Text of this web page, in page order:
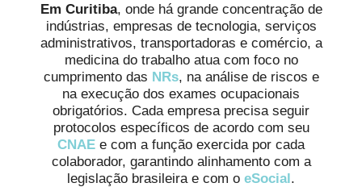
Em Curitiba, onde há grande concentração de
indústrias, empresas de tecnologia, serviços
administrativos, transportadoras e comércio, a
medicina do trabalho atua com foco no
cumprimento das NRs, na análise de riscos e
na execução dos exames ocupacionais
obrigatórios. Cada empresa precisa seguir
protocolos específicos de acordo com seu
CNAE e com a função exercida por cada
colaborador, garantindo alinhamento com a
legislação brasileira e com o eSocial.